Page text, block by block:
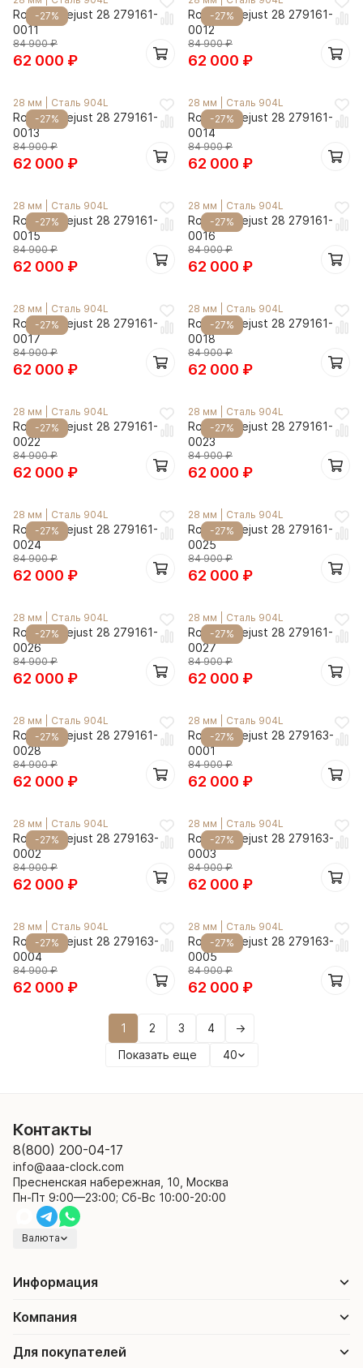
-27%
Rolex Datejust 28 279161-
0011
84 900₽
62 000 ₽
-27%
Rolex Datejust 28 279161-
0012
84 900₽
62 000 ₽
-27%
28 мм Сталь 904L
Rolex Datejust 28 279161-
0013
84 900₽
62 000 ₽
-27%
28 мм Сталь 904L
Rolex Datejust 28 279161-
0014
84 900₽
62 000 ₽
-27%
28 мм Сталь 904L
Rolex Datejust 28 279161-
0015
84 900₽
62 000 ₽
-27%
28 мм Сталь 904L
Rolex Datejust 28 279161-
0016
84 900₽
62 000 ₽
-27%
28 мм Сталь 904L
Rolex Datejust 28 279161-
0017
84 900₽
62 000 ₽
-27%
28 мм Сталь 904L
Rolex Datejust 28 279161-
0018
84 900₽
62 000 ₽
-27%
28 мм Сталь 904L
Rolex Datejust 28 279161-
0022
84 900₽
62 000 ₽
-27%
28 мм Сталь 904L
Rolex Datejust 28 279161-
0023
84 900₽
62 000 ₽
-27%
28 мм Сталь 904L
Rolex Datejust 28 279161-
0024
84 900₽
62 000 ₽
-27%
28 мм Сталь 904L
Rolex Datejust 28 279161-
0025
84 900₽
62 000 ₽
-27%
28 мм Сталь 904L
Rolex Datejust 28 279161-
0026
84 900₽
62 000 ₽
-27%
28 мм Сталь 904L
Rolex Datejust 28 279161-
0027
84 900₽
62 000 ₽
-27%
28 мм Сталь 904L
Rolex Datejust 28 279161-
0028
84 900₽
62 000 ₽
-27%
28 мм Сталь 904L
Rolex Datejust 28 279163-
0001
84 900₽
62 000 ₽
-27%
28 мм Сталь 904L
Rolex Datejust 28 279163-
0002
84 900₽
62 000 ₽
-27%
28 мм Сталь 904L
Rolex Datejust 28 279163-
0003
84 900₽
62 000 ₽
-27%
28 мм Сталь 904L
Rolex Datejust 28 279163-
0004
84 900₽
62 000 ₽
-27%
28 мм Сталь 904L
Rolex Datejust 28 279163-
0005
84 900₽
62 000 ₽
1 2 3 4
→
Показать еще
40
Контакты
8(800) 200-04-17
info@aaa-clock.com
Пресненская набережная, 10, Москва
Пн-Пт 9:00—23:00; Сб-Вс 10:00-20:00
Валюта
Информация
Компания
Для покупателей